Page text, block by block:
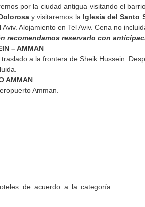
por la ciudad antigua visitando el
y visitaremos la Iglesia del Santo
Aviv. Alojamiento en Tel Aviv. Cena no
recomendamos reservarlo con
– AMMAN
a la frontera de Sheik Hussein.
AMMAN
Amman.
de acuerdo a la categoría